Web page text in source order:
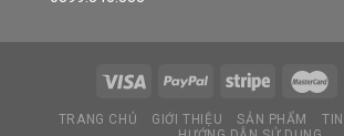
TRANG CHỦ GIỚI THIỆU SẢN PHẨM